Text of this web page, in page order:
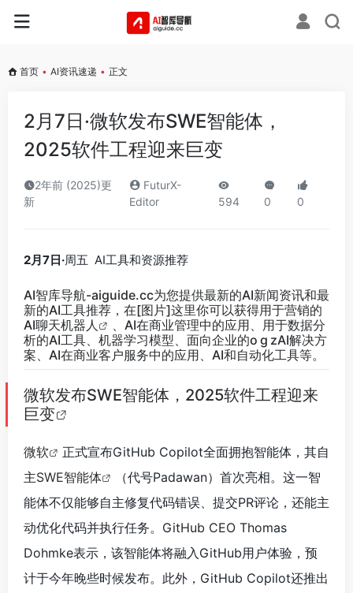
首页 • AI资讯速递 • 正文
2月7日·微软发布SWE智能体，
2025软件工程迎来巨变
2年前 (2025)更
新
FuturX-
Editor
594 0 0
2月7日·周五 AI工具和资源推荐
AI智库导航-aiguide.cc为您提供最新的AI新闻资讯和最
新的AI工具推荐，在[图片]这里你可以获得用于营销的
AI聊天机器人
、AI在商业管理中的应用、用于数据分
析的AI工具、机器学习模型、面向企业的o g zAI解决方
案、AI在商业客户服务中的应用、AI和自动化工具等。
微软发布SWE智能体，2025软件工程迎来
巨变
微软
正式宣布GitHub Copilot全面拥抱智能体，其自
主SWE智能体
（代号Padawan）首次亮相。这一智
能体不仅能够自主修复代码错误、提交PR评论，还能主
动优化代码并执行任务。GitHub CEO Thomas
Dohmke表示，该智能体将融入GitHub用户体验，预
计于今年晚些时候发布。此外，GitHub Copilot还推出